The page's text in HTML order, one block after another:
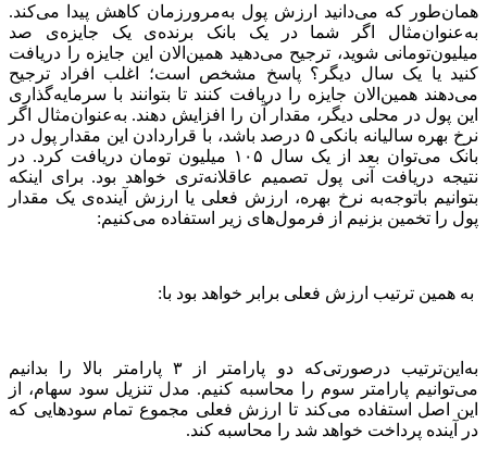
همان‌طور که می‌دانید ارزش پول به‌مرورزمان کاهش پیدا می‌کند.
به‌عنوان‌مثال اگر شما در یک بانک برنده‌ی یک جایزه‌ی صد
میلیون‌تومانی شوید، ترجیح می‌دهید همین‌الان این جایزه را دریافت
کنید یا یک سال دیگر؟ پاسخ مشخص است؛ اغلب افراد ترجیح
می‌دهند همین‌الان جایزه را دریافت کنند تا بتوانند با سرمایه‌گذاری
این پول در محلی دیگر، مقدار آن را افزایش دهند. به‌عنوان‌مثال اگر
نرخ بهره سالیانه بانکی ۵ درصد باشد، با قراردادن این مقدار پول در
بانک می‌توان بعد از یک سال ۱۰۵ میلیون تومان دریافت کرد. در
نتیجه دریافت آنی پول تصمیم عاقلانه‌تری خواهد بود. برای اینکه
بتوانیم باتوجه‌به نرخ بهره، ارزش فعلی یا ارزش آینده‌ی یک مقدار
پول را تخمین بزنیم از فرمول‌های زیر استفاده می‌کنیم:
به همین ترتیب ارزش فعلی برابر خواهد بود با:
به‌این‌ترتیب درصورتی‌که دو پارامتر از ۳ پارامتر بالا را بدانیم
می‌توانیم پارامتر سوم را محاسبه کنیم. مدل تنزیل سود سهام، از
این اصل استفاده می‌کند تا ارزش فعلی مجموع تمام سودهایی که
در آینده پرداخت خواهد شد را محاسبه کند.